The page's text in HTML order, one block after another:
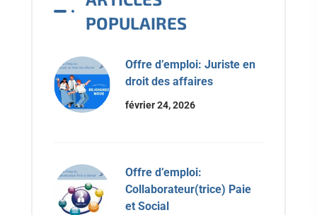
POPULAIRES
Offre d’emploi: Juriste en
droit des affaires
février 24, 2026
Offre d’emploi:
Collaborateur(trice) Paie
et Social